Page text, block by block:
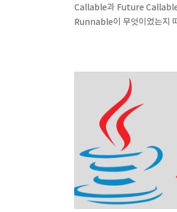
Callable과 Future Callable
Runnable이 무엇이었는지
값도 돌려줄 수 있으며, 예외
있습니다.
Runnable { public
@FunctionalInterface
계산한 결과를 반환할 수 있
계산할 수 없으면 예외를 던질 ..